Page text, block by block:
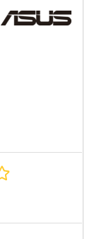
0.0 Sterne bei 0